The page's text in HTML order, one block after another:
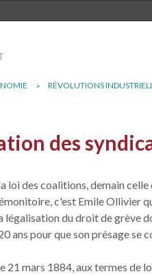
RÉVOLUTIONS
des
loi des coalitions, demain
c'est Emile Ollivier
légalisation du droit de grève
ans pour que son présage se
21 mars 1884, aux termes de